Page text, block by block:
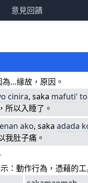
意見回饋
…緣故，原因。
cinira, saka mafuti' to
所以入睡了。
ako, saka adada
我肚子痛。
.
：動作行為，憑藉的工